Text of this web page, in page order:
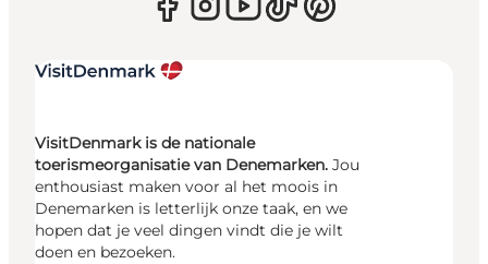
VisitDenmark is de nationale
toerismeorganisatie van Denemarken. Jou
enthousiast maken voor al het moois in
Denemarken is letterlijk onze taak, en we
hopen dat je veel dingen vindt die je wilt
doen en bezoeken.